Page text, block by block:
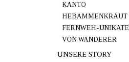
KANTO
HEBAMMENKRAUT
FERNWEH-UNIKATE
VON WANDERER
UNSERE STORY